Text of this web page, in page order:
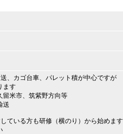
、カゴ台車、パレット積が中心ですが
ます
留米市、筑紫野方向等
送
ている方も研修（横のり）から始めます